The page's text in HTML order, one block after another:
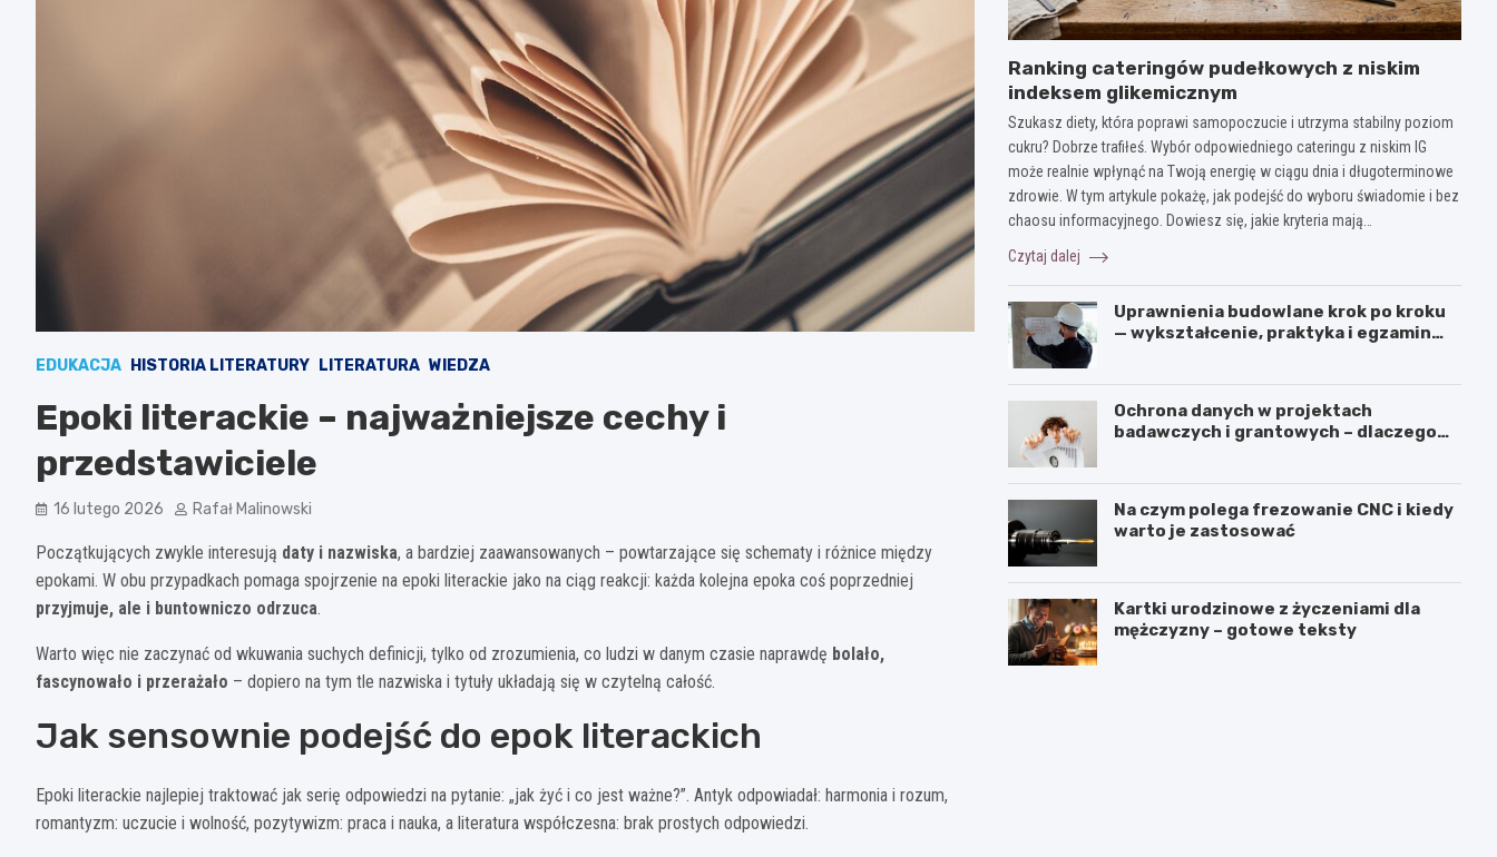
EDUKACJA HISTORIA LITERATURY LITERATURA WIEDZA
Epoki literackie – najważniejsze cechy i
przedstawiciele
16 lutego 2026 Rafał Malinowski
Początkujących zwykle interesują daty i nazwiska, a bardziej zaawansowanych – powtarzające się schematy i różnice między
epokami. W obu przypadkach pomaga spojrzenie na epoki literackie jako na ciąg reakcji: każda kolejna epoka coś poprzedniej
przyjmuje, ale i buntowniczo odrzuca.
Warto więc nie zaczynać od wkuwania suchych definicji, tylko od zrozumienia, co ludzi w danym czasie naprawdę bolało,
fascynowało i przerażało – dopiero na tym tle nazwiska i tytuły układają się w czytelną całość.
Jak sensownie podejść do epok literackich
Epoki literackie najlepiej traktować jak serię odpowiedzi na pytanie: „jak żyć i co jest ważne?”. Antyk odpowiadał: harmonia i rozum,
romantyzm: uczucie i wolność, pozytywizm: praca i nauka, a literatura współczesna: brak prostych odpowiedzi.
Ranking cateringów pudełkowych z niskim
indeksem glikemicznym
Szukasz diety, która poprawi samopoczucie i utrzyma stabilny poziom
cukru? Dobrze trafiłeś. Wybór odpowiedniego cateringu z niskim IG
może realnie wpłynąć na Twoją energię w ciągu dnia i długoterminowe
zdrowie. W tym artykule pokażę, jak podejść do wyboru świadomie i bez
chaosu informacyjnego. Dowiesz się, jakie kryteria mają…
Czytaj dalej
Uprawnienia budowlane krok po kroku
— wykształcenie, praktyka i egzamin
Ochrona danych w projektach
badawczych i grantowych – dlaczego
Na czym polega frezowanie CNC i kiedy
warto je zastosować
Kartki urodzinowe z życzeniami dla
mężczyzny – gotowe teksty